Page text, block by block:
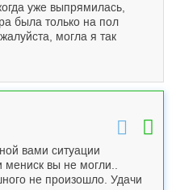
уже выпрямилась,
была только на пол
могла я так
вами ситуации
мениск вы не могли..
не произошло. Удачи